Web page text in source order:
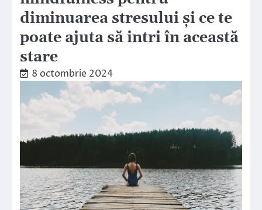
diminuarea stresului și ce te
poate ajuta să intri în această
stare
8 octombrie 2024